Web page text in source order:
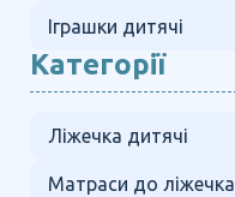
Іграшки дитячі
Категорії
Ліжечка дитячі
Матраси до ліжечка